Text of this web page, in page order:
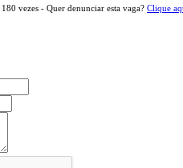
180 vezes - Quer denunciar esta vaga? Clique